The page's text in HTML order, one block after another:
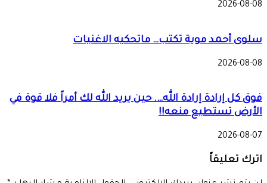
2026-08-08
سلوى أحمد موية تكتب… ماتحكيه الاغنيات
2026-08-08
فوق كل إرادة إرادة الله…. حين يريد الله لك أمراً فلا قوة في
الأرض تستطيع منعه!!
2026-08-07
اترك تعليقاً